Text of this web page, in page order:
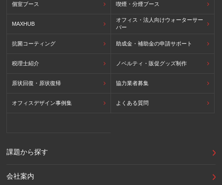
個室ブース 喫煙・分煙ブース
MAXHUB
オフィス・法人向けウォーターサー
バー
抗菌コーティング 助成金・補助金の申請サポート
税理士紹介 ノベルティ・販促グッズ制作
原状回復・原状復帰 協力業者募集
オフィスデザイン事例集 よくある質問
課題から探す
会社案内